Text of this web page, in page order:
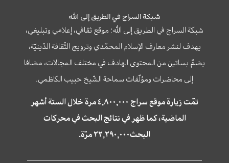
شبكة السراج في الطريق إلى الله
شبكة السراج في الطريق إلى الله؛ موقع ثقافي، إعلامي وتبليغي،
يهدف لنشر معارف الإسلام المحمّدي وترويج الثّقافة الدّينيّة،
يضمّ بساتين من المحتوى الهادف في مختلف المجالات، مضافا
إلى محاضرات ومؤلّفات سماحة الشّيخ حبيب الكاظمي.
تمّت زيارة موقع سراج ٤,٨٠٠,٠٠٠ مرة خلال الستة أشهر
الماضية، كما ظهر في نتائج البحث في محركات
البحث٢٢,٢٩٠,٠٠٠ مرّة.